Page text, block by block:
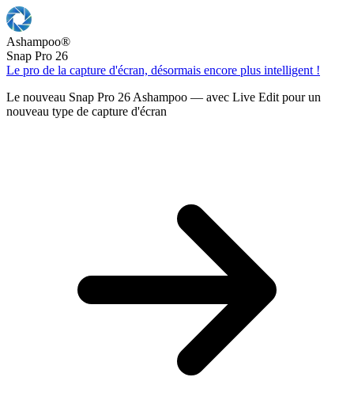
Ashampoo®
Snap Pro 26
Le pro de la capture d'écran, désormais encore plus intelligent !
Le nouveau Snap Pro 26 Ashampoo — avec Live Edit pour un
nouveau type de capture d'écran